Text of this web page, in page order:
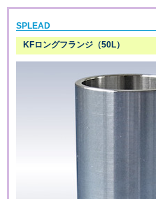
SPLEAD
KFロングフランジ（50L）